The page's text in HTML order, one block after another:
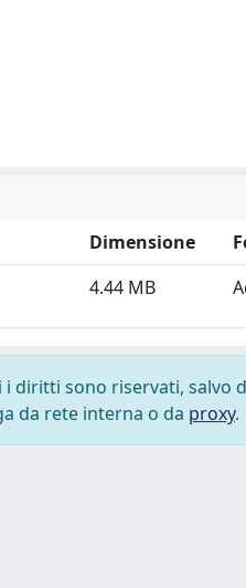
Dimensione
4.44 MB
diritti sono riservati, salvo
da rete interna o da proxy.